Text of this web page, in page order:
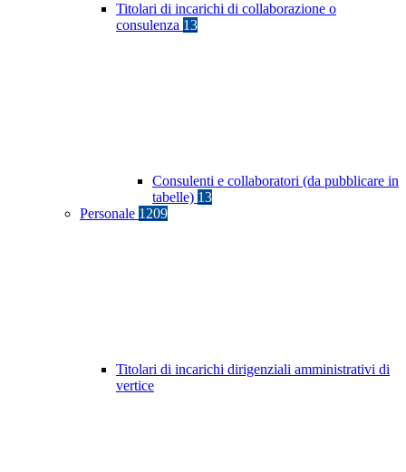
Titolari di incarichi di collaborazione o
consulenza 13
Consulenti e collaboratori (da pubblicare in
tabelle) 13
Personale 1209
Titolari di incarichi dirigenziali amministrativi di
vertice